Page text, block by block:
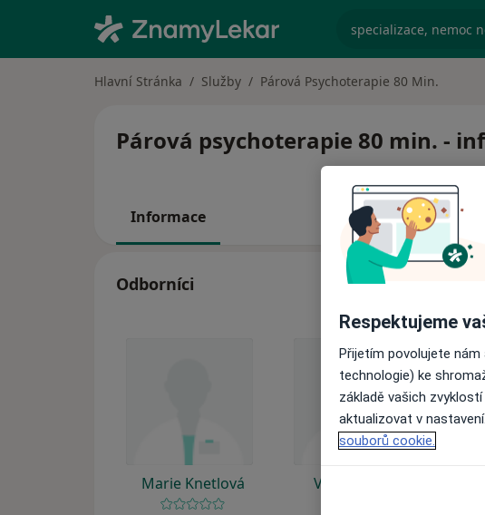
specializace,
Hlavní Stránka Služby Párová Psychoterapie 80 Min.
Párová psychoterapie 80 min. -
Informace
Odborníci
Marie Knetlová Věra Tawilová
Respektujeme
Přijetím povolujete
technologie) ke
základě vašich
aktualizovat v
souborů cookie.